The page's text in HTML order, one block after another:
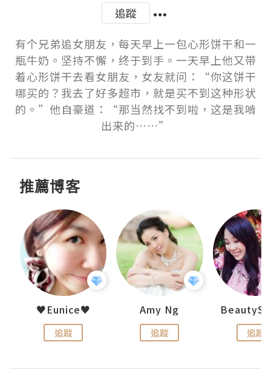
追蹤
有个兄弟追女朋友，每天早上一包心形饼干和一
瓶牛奶。坚持不懈，终于到手。一天早上他又带
着心形饼干去看女朋友，女友就问：“你这饼干
哪买的？我去了好多超市，就是买不到这种形状
的。”他自豪道：“那当然找不到啦，这是我啃
出来的……”
推薦博客
♥Eunice♥
追蹤
Amy Ng
追蹤 追蹤